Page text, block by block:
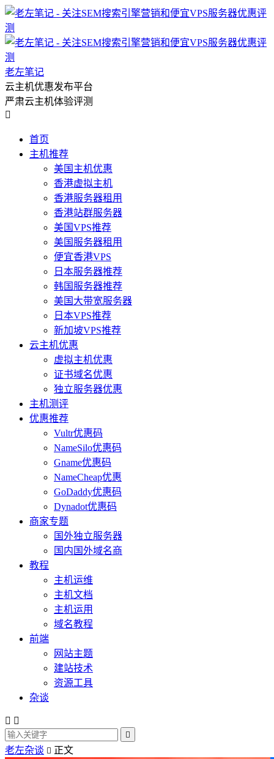
老左笔记
云主机优惠发布平台
严肃云主机体验评测

首页
主机推荐
美国主机优惠
香港虚拟主机
香港服务器租用
香港站群服务器
美国VPS推荐
美国服务器租用
便宜香港VPS
日本服务器推荐
韩国服务器推荐
美国大带宽服务器
日本VPS推荐
新加坡VPS推荐
云主机优惠
虚拟主机优惠
证书域名优惠
独立服务器优惠
主机测评
优惠推荐
Vultr优惠码
NameSilo优惠码
Gname优惠码
NameCheap优惠
GoDaddy优惠码
Dynadot优惠码
商家专题
国外独立服务器
国内国外域名商
教程
主机运维
主机文档
主机运用
域名教程
前端
网站主题
建站技术
资源工具
杂谈
 

老左杂谈  正文